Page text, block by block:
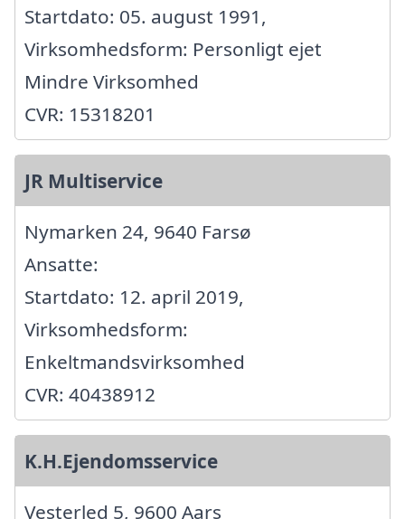
Startdato: 05. august 1991,
Virksomhedsform: Personligt ejet
Mindre Virksomhed
CVR: 15318201
JR Multiservice
Nymarken 24, 9640 Farsø
Ansatte:
Startdato: 12. april 2019,
Virksomhedsform:
Enkeltmandsvirksomhed
CVR: 40438912
K.H.Ejendomsservice
Vesterled 5, 9600 Aars